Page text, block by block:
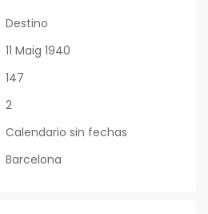
Destino
11 Maig 1940
147
2
Calendario sin fechas
Barcelona